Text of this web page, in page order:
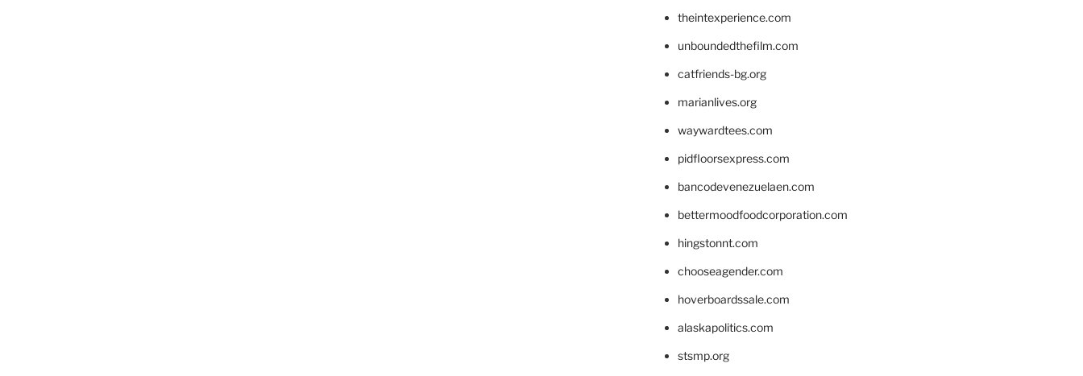
theintexperience.com
unboundedthefilm.com
catfriends-bg.org
marianlives.org
waywardtees.com
pidfloorsexpress.com
bancodevenezuelaen.com
bettermoodfoodcorporation.com
hingstonnt.com
chooseagender.com
hoverboardssale.com
alaskapolitics.com
stsmp.org